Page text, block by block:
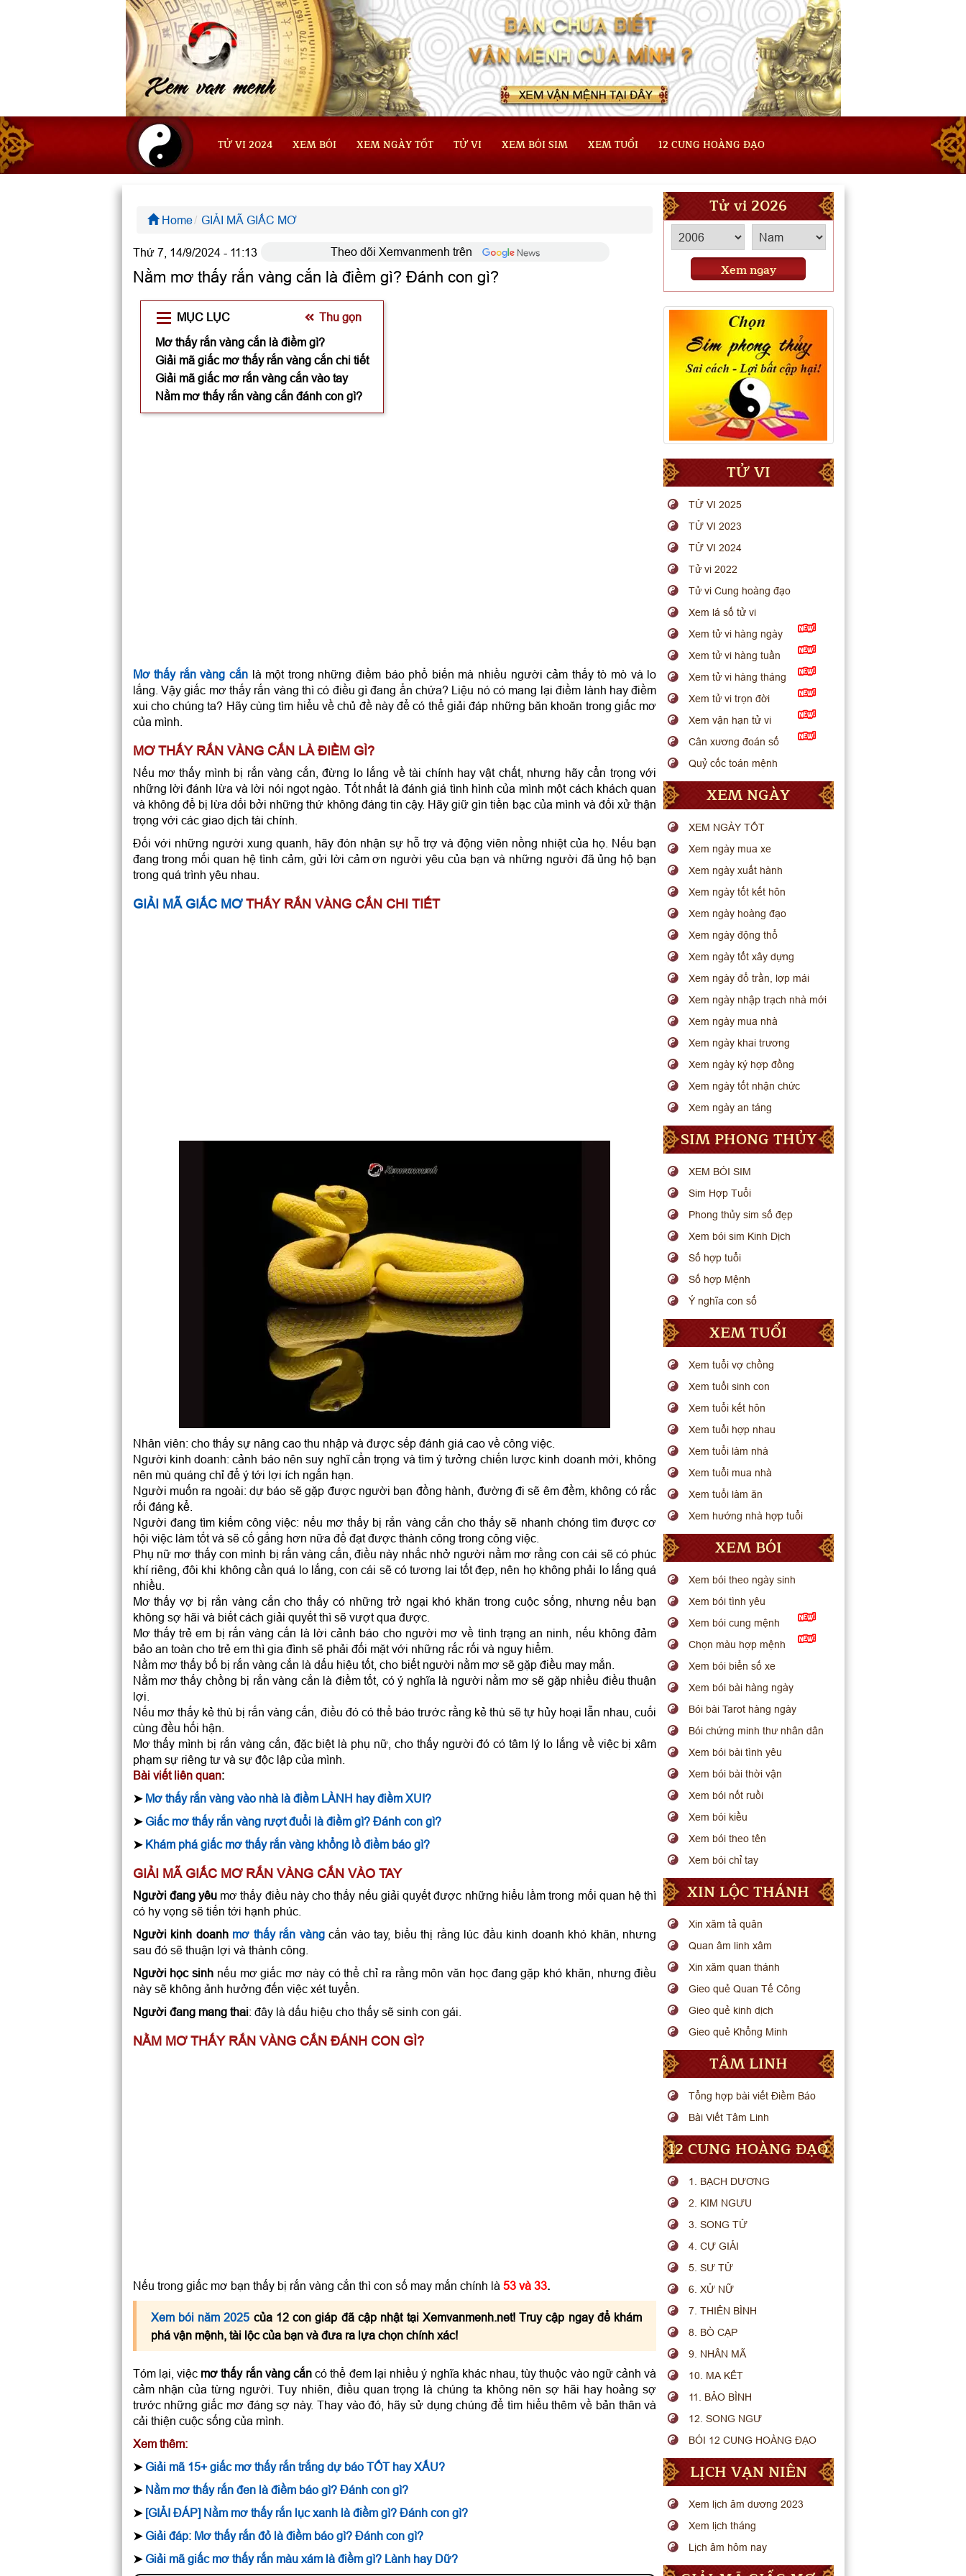
TỬ VI 2024 XEM BÓI XEM NGÀY TỐT TỬ VI XEM BÓI SIM XEM TUỔI 12 CUNG HOÀNG ĐẠO
Home GIẢI MÃ GIẤC MƠ
Thứ 7, 14/9/2024 - 11:13 Theo dõi Xemvanmenh trên
Nằm mơ thấy rắn vàng cắn là điềm gì? Đánh con gì?
MỤC LỤC
Thu gọn
Mơ thấy rắn vàng cắn là điềm gì?
Giải mã giấc mơ thấy rắn vàng cắn chi tiết
Giải mã giấc mơ rắn vàng cắn vào tay
Nằm mơ thấy rắn vàng cắn đánh con gì?
Mơ thấy rắn vàng cắnlà một trong những điềm báo phổ biến mà nhiều người cảm thấy tò mò và lo
lắng. Vậy giấc mơ thấy rắn vàng thì có điều gì đang ẩn chứa? Liệu nó có mang lại điềm lành hay điềm
xui cho chúng ta? Hãy cùng tìm hiểu về chủ đề này để có thể giải đáp những băn khoăn trong giấc mơ
của mình.
MƠ THẤY RẮN VÀNG CẮN LÀ ĐIỀM GÌ?
Nếu mơ thấy mình bị rắn vàng cắn, đừng lo lắng về tài chính hay vật chất, nhưng hãy cẩn trọng với
những lời đánh lừa và lời nói ngọt ngào. Tốt nhất là đánh giá tình hình của mình một cách khách quan
và không để bị lừa dối bởi những thứ không đáng tin cậy. Hãy giữ gìn tiền bạc của mình và đối xử thận
trọng với các giao dịch tài chính.
Đối với những người xung quanh, hãy đón nhận sự hỗ trợ và động viên nồng nhiệt của họ. Nếu bạn
đang trong mối quan hệ tình cảm, gửi lời cảm ơn người yêu của bạn và những người đã ủng hộ bạn
trong quá trình yêu nhau.
GIẢI MÃ GIẤC MƠTHẤY RẮN VÀNG CẮN CHI TIẾT
Nhân viên: cho thấy sự nâng cao thu nhập và được sếp đánh giá cao về công việc.
Người kinh doanh: cảnh báo nên suy nghĩ cẩn trọng và tìm ý tưởng chiến lược kinh doanh mới, không
nên mù quáng chỉ để ý tới lợi ích ngắn hạn.
Người muốn ra ngoài: dự báo sẽ gặp được người bạn đồng hành, đường đi sẽ êm đềm, không có rắc
rối đáng kể.
Người đang tìm kiếm công việc: nếu mơ thấy bị rắn vàng cắn cho thấy sẽ nhanh chóng tìm được cơ
hội việc làm tốt và sẽ cố gắng hơn nữa để đạt được thành công trong công việc.
Phụ nữ mơ thấy con mình bị rắn vàng cắn, điều này nhắc nhở người nằm mơ rằng con cái sẽ có phúc
khí riêng, đôi khi không cần quá lo lắng, con cái sẽ có tương lai tốt đẹp, nên họ không phải lo lắng quá
nhiều.
Mơ thấy vợ bị rắn vàng cắn cho thấy có những trở ngại khó khăn trong cuộc sống, nhưng nếu bạn
không sợ hãi và biết cách giải quyết thì sẽ vượt qua được.
Mơ thấy trẻ em bị rắn vàng cắn là lời cảnh báo cho người mơ về tình trạng an ninh, nếu không đảm
bảo an toàn cho trẻ em thì gia đình sẽ phải đối mặt với những rắc rối và nguy hiểm.
Nằm mơ thấy bố bị rắn vàng cắn là dấu hiệu tốt, cho biết người nằm mơ sẽ gặp điều may mắn.
Nằm mơ thấy chồng bị rắn vàng cắn là điềm tốt, có ý nghĩa là người nằm mơ sẽ gặp nhiều điều thuận
lợi.
Nếu mơ thấy kẻ thù bị rắn vàng cắn, điều đó có thể báo trước rằng kẻ thù sẽ tự hủy hoại lẫn nhau, cuối
cùng đều hối hận.
Mơ thấy mình bị rắn vàng cắn, đặc biệt là phụ nữ, cho thấy người đó có tâm lý lo lắng về việc bị xâm
phạm sự riêng tư và sự độc lập của mình.
Bài viết liên quan:
➤ Mơ thấy rắn vàng vào nhà là điềm LÀNH hay điềm XUI?
➤Giấc mơ thấy rắn vàng rượt đuổi là điềm gì? Đánh con gì?
➤ Khám phá giấc mơ thấy rắn vàng khổng lồ điềm báo gì?
GIẢI MÃ GIẤC MƠ RẮN VÀNG CẮN VÀO TAY
Người đang yêumơ thấy điều này cho thấy nếu giải quyết được những hiểu lầm trong mối quan hệ thì
có hy vọng sẽ tiến tới hạnh phúc.
Người kinh doanh mơ thấy rắn vàngcắn vào tay, biểu thị rằng lúc đầu kinh doanh khó khăn, nhưng
sau đó sẽ thuận lợi và thành công.
Người học sinh nếu mơ giấc mơ này có thể chỉ ra rằng môn văn học đang gặp khó khăn, nhưng điều
này sẽ không ảnh hưởng đến việc xét tuyển.
Người đang mang thai: đây là dấu hiệu cho thấy sẽ sinh con gái.
NẰM MƠ THẤY RẮN VÀNG CẮN ĐÁNH CON GÌ?
Nếu trong giấc mơ bạn thấy bị rắn vàng cắn thì con số may mắn chính là 53 và 33.
Xem bói năm 2025 của 12 con giáp đã cập nhật tại Xemvanmenh.net! Truy cập ngay để khám
phá vận mệnh, tài lộc của bạn và đưa ra lựa chọn chính xác!
Tóm lại, việc mơ thấy rắn vàng cắn có thể đem lại nhiều ý nghĩa khác nhau, tùy thuộc vào ngữ cảnh và
cảm nhận của từng người. Tuy nhiên, điều quan trọng là chúng ta không nên sợ hãi hay hoảng sợ
trước những giấc mơ đáng sợ này. Thay vào đó, hãy sử dụng chúng để tìm hiểu thêm về bản thân và
cải thiện cuộc sống của mình.
Xem thêm:
➤Giải mã 15+ giấc mơ thấy rắn trắng dự báo TỐT hay XẤU?
➤ Nằm mơ thấy rắn đen là điềm báo gì? Đánh con gì?
➤ [GIẢI ĐÁP] Nằm mơ thấy rắn lục xanh là điềm gì? Đánh con gì?
➤Giải đáp: Mơ thấy rắn đỏ là điềm báo gì? Đánh con gì?
➤Giải mã giấc mơ thấy rắn màu xám là điềm gì? Lành hay Dữ?
Tử vi 2026
Xem ngay
TỬ VI
TỬ VI 2025
TỬ VI 2023
TỬ VI 2024
Tử vi 2022
Tử vi Cung hoàng đạo
Xem lá số tử vi
Xem tử vi hàng ngày
Xem tử vi hàng tuần
Xem tử vi hàng tháng
Xem tử vi trọn đời
Xem vận hạn tử vi
Cân xương đoán số
Quỷ cốc toán mệnh
XEM NGÀY
XEM NGÀY TỐT
Xem ngày mua xe
Xem ngày xuất hành
Xem ngày tốt kết hôn
Xem ngày hoàng đạo
Xem ngày động thổ
Xem ngày tốt xây dựng
Xem ngày đổ trần, lợp mái
Xem ngày nhập trạch nhà mới
Xem ngày mua nhà
Xem ngày khai trương
Xem ngày ký hợp đồng
Xem ngày tốt nhận chức
Xem ngày an táng
SIM PHONG THỦY
XEM BÓI SIM
Sim Hợp Tuổi
Phong thủy sim số đẹp
Xem bói sim Kinh Dịch
Số hợp tuổi
Số hợp Mệnh
Ý nghĩa con số
XEM TUỔI
Xem tuổi vợ chồng
Xem tuổi sinh con
Xem tuổi kết hôn
Xem tuổi hợp nhau
Xem tuổi làm nhà
Xem tuổi mua nhà
Xem tuổi làm ăn
Xem hướng nhà hợp tuổi
XEM BÓI
Xem bói theo ngày sinh
Xem bói tình yêu
Xem bói cung mệnh
Chọn màu hợp mệnh
Xem bói biển số xe
Xem bói bài hàng ngày
Bói bài Tarot hàng ngày
Bói chứng minh thư nhân dân
Xem bói bài tình yêu
Xem bói bài thời vận
Xem bói nốt ruồi
Xem bói kiều
Xem bói theo tên
Xem bói chỉ tay
XIN LỘC THÁNH
Xin xăm tả quân
Quan âm linh xâm
Xin xăm quan thánh
Gieo quẻ Quan Tế Công
Gieo quẻ kinh dịch
Gieo quẻ Khổng Minh
TÂM LINH
Tổng hợp bài viết Điềm Báo
Bài Viết Tâm Linh
12 CUNG HOÀNG ĐẠO
1. BẠCH DƯƠNG
2. KIM NGƯU
3. SONG TỬ
4. CỰ GIẢI
5. SƯ TỬ
6. XỬ NỮ
7. THIÊN BÌNH
8. BÒ CẠP
9. NHÂN MÃ
10. MA KẾT
11. BẢO BÌNH
12. SONG NGƯ
BÓI 12 CUNG HOÀNG ĐẠO
LỊCH VẠN NIÊN
Xem lịch âm dương 2023
Xem lịch tháng
Lịch âm hôm nay